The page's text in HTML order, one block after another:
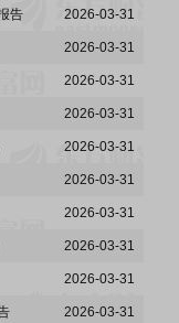
告 2026-03-31
2026-03-31
2026-03-31
2026-03-31
2026-03-31
2026-03-31
2026-03-31
2026-03-31
2026-03-31
2026-03-31